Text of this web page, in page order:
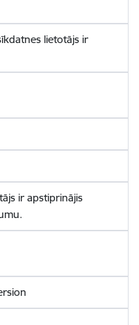
lietotājs ir
ir apstiprinājis